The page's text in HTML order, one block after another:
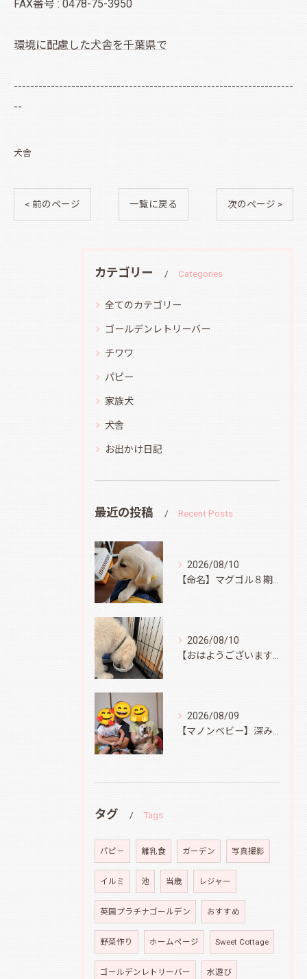
FAX番号 : 0478-75-3950
環境に配慮した犬舎を千葉県で
--------------------------------------------------------------------
--
犬舎
< 前のページ 一覧に戻る 次のページ >
カテゴリー Categories
全てのカテゴリー
ゴールデンレトリーバー
チワワ
パピー
家族犬
犬舎
お出かけ日記
最近の投稿 Recent Posts
2026/08/10
2026/08/10
2026/08/09
タグ Tags
パピ－ 離乳食 ガーデン 写真撮影
イルミ 池 当歳 レジャー
英国プラチナゴールデン おすすめ
野菜作り ホームページ Sweet Cottage
ゴールデンレトリーバー 水遊び